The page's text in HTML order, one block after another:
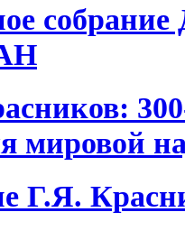
мировой
Г.Я.